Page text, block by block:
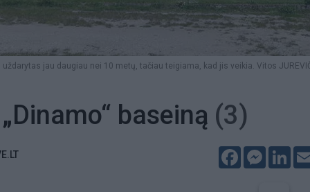
uždarytas jau daugiau nei 10 metų, tačiau teigiama, kad jis veikia. Vitos
baseiną (3)
Facebook